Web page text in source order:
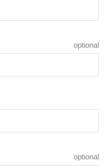
optional
optional